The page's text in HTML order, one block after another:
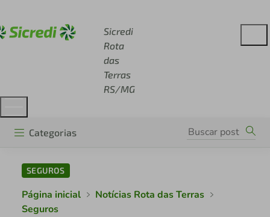
Sicredi
Rota
das
Terras
RS/MG
Categorias
SEGUROS
Página inicial
Notícias Rota das Terras
Seguros